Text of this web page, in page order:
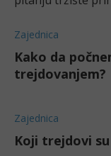
Zajednica
Kako da
trejdovanjem?
Zajednica
Koji trejdovi